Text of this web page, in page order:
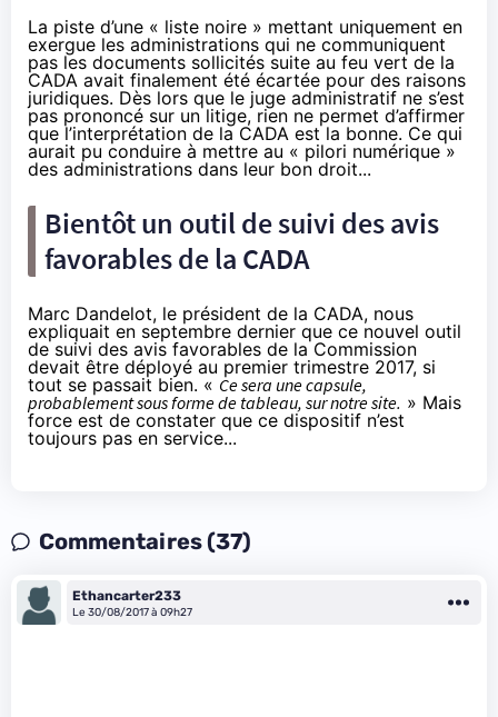
La piste d’une « liste noire » mettant uniquement en
exergue les administrations qui ne communiquent
pas les documents sollicités suite au feu vert de la
CADA avait finalement été écartée pour des raisons
juridiques. Dès lors que le juge administratif ne s’est
pas prononcé sur un litige, rien ne permet d’affirmer
que l’interprétation de la CADA est la bonne. Ce qui
aurait pu conduire à mettre au « pilori numérique »
des administrations dans leur bon droit...
Bientôt un outil de suivi des avis
favorables de la CADA
Marc Dandelot, le président de la CADA, nous
expliquait en septembre dernier que ce nouvel outil
de suivi des avis favorables de la Commission
devait être déployé au premier trimestre 2017, si
tout se passait bien. « Ce sera une capsule,
probablement sous forme de tableau, sur notre site. » Mais
force est de constater que ce dispositif n’est
toujours pas en service...
Commentaires (37)
Ethancarter233
Le 30/08/2017 à 09h27